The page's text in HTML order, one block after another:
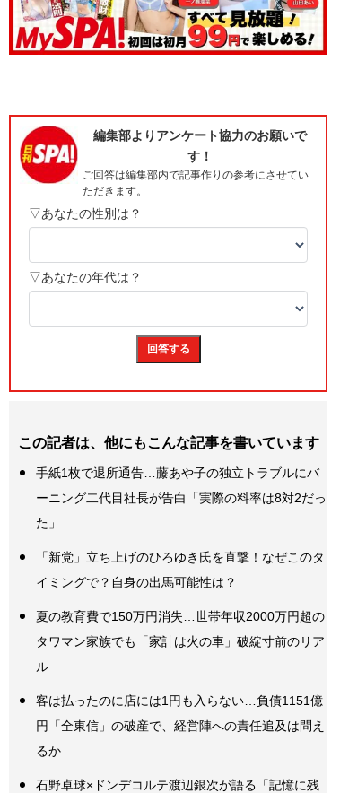
この記者は、他にもこんな記事を書いています
手紙1枚で退所通告…藤あや子の独立トラブルにバ
ーニング二代目社長が告白「実際の料率は8対2だっ
た」
「新党」立ち上げのひろゆき氏を直撃！なぜこのタ
イミングで？自身の出馬可能性は？
夏の教育費で150万円消失…世帯年収2000万円超の
タワマン家族でも「家計は火の車」破綻寸前のリア
ル
客は払ったのに店には1円も入らない…負債1151億
円「全東信」の破産で、経営陣への責任追及は問え
るか
石野卓球×ドンデコルテ渡辺銀次が語る「記憶に残